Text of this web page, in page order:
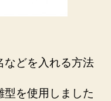
などを入れる方法
型を使用しました